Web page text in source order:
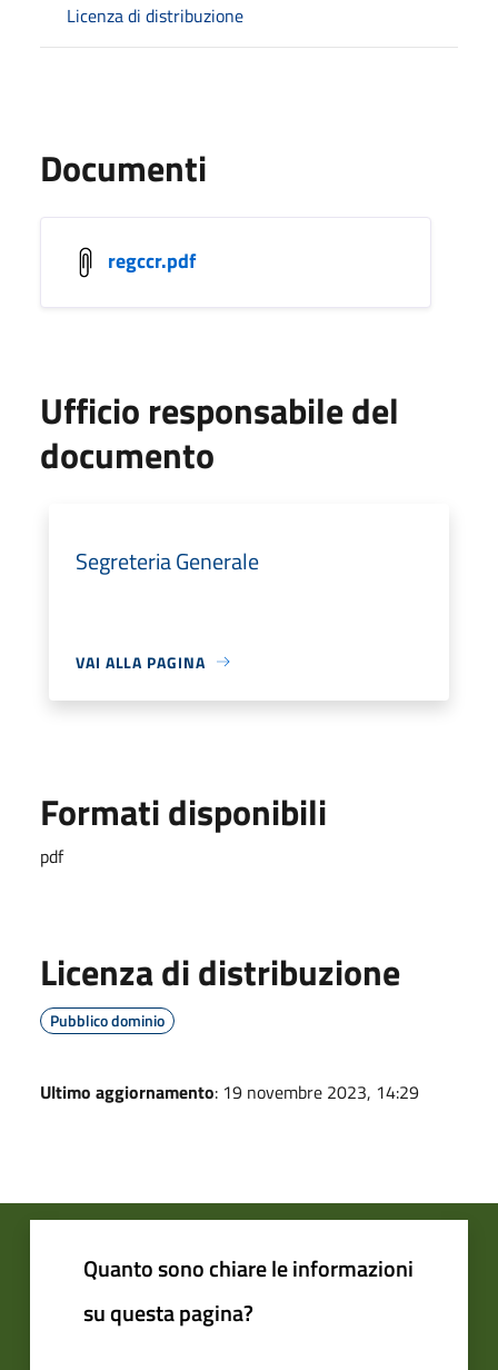
Licenza di distribuzione
Documenti
regccr.pdf
Ufficio responsabile del
documento
Segreteria Generale
VAI ALLA PAGINA
Formati disponibili
pdf
Licenza di distribuzione
Pubblico dominio
Ultimo aggiornamento: 19 novembre 2023, 14:29
Quanto sono chiare le informazioni
su questa pagina?